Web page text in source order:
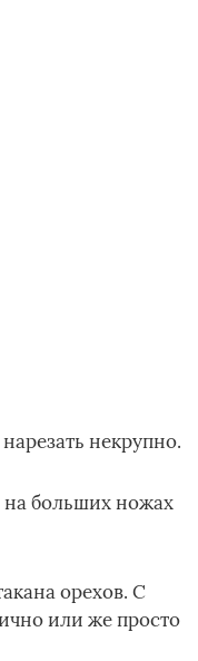
некрупно.
на больших ножах
орехов. С
или же просто